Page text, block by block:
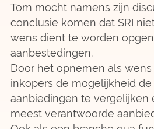
Tom mocht namens zijn
conclusie komen dat SRI
wens dient te worden
aanbestedingen.
Door het opnemen als
inkopers de mogelijkheid
aanbiedingen te vergelijken
meest verantwoorde